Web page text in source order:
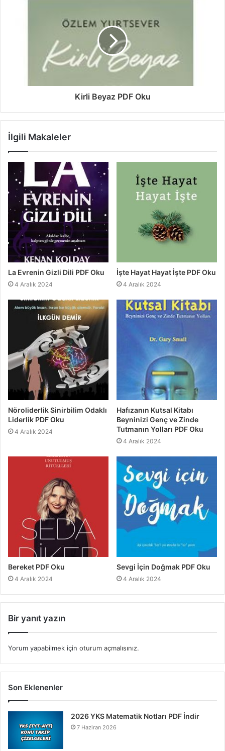
Kirli Beyaz PDF Oku
İlgili Makaleler
La Evrenin Gizli Dili PDF Oku
4 Aralık 2024
İşte Hayat Hayat İşte PDF Oku
4 Aralık 2024
Nöroliderlik Sinirbilim Odaklı
Liderlik PDF Oku
4 Aralık 2024
Hafızanın Kutsal Kitabı
Beyninizi Genç ve Zinde
Tutmanın Yolları PDF Oku
4 Aralık 2024
Bereket PDF Oku
4 Aralık 2024
Sevgi İçin Doğmak PDF Oku
4 Aralık 2024
Bir yanıt yazın
Yorum yapabilmek için oturum açmalısınız.
Son Eklenenler
2026 YKS Matematik Notları PDF İndir
7 Haziran 2026